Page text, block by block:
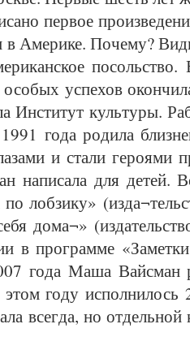
пер­вое
в Аме­ри­ке. По­че­му?
по­сольст­во.
осо­бых успе­хов
Ин­сти­тут куль­ту­ры.
го­да ро­ди­ла
и ста­ли ге­ро­я­ми
на­пи­са­ла для де­тей.
лоб­зи­ку»
до­ма¬»
в про­грам­ме
го­да Ма­ша Вайс­ман
го­ду ис­пол­ни­лось
всег­да, но